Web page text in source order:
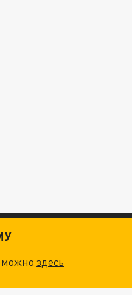
можноздесь